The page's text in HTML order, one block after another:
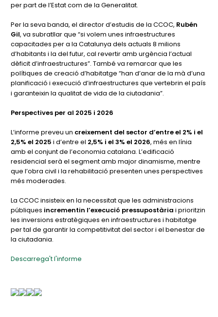
per part de l’Estat com de la Generalitat.
Per la seva banda, el director d’estudis de la CCOC, Rubén
Gil, va subratllar que “si volem unes infraestructures
capacitades per a la Catalunya dels actuals 8 milions
d’habitants i la del futur, cal revertir amb urgència l’actual
dèficit d’infraestructures”. També va remarcar que les
polítiques de creació d’habitatge “han d’anar de la mà d’una
planificació i execució d’infraestructures que vertebrin el país
i garanteixin la qualitat de vida de la ciutadania”.
Perspectives per al 2025 i 2026
L’informe preveu un creixement del sector d’entre el 2% i el
2,5% el 2025 i d’entre el 2,5% i el 3% el 2026, més en línia
amb el conjunt de l’economia catalana. L’edificació
residencial serà el segment amb major dinamisme, mentre
que l’obra civil i la rehabilitació presenten unes perspectives
més moderades.
La CCOC insisteix en la necessitat que les administracions
públiques incrementin l’execució pressupostària i prioritzin
les inversions estratègiques en infraestructures i habitatge
per tal de garantir la competitivitat del sector i el benestar de
la ciutadania.
Descarrega't l'informe